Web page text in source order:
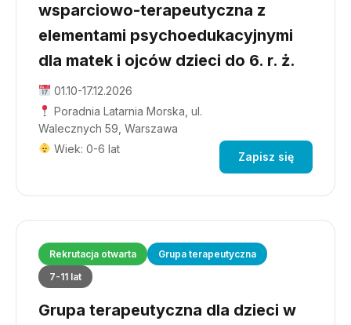
wsparciowo-terapeutyczna z
elementami psychoedukacyjnymi
dla matek i ojców dzieci do 6. r. ż.
01.10-17.12.2026
Poradnia Latarnia Morska, ul.
Walecznych 59, Warszawa
Wiek: 0-6 lat
Zapisz się
Rekrutacja otwarta
Grupa terapeutyczna
7-11 lat
Grupa terapeutyczna dla dzieci w